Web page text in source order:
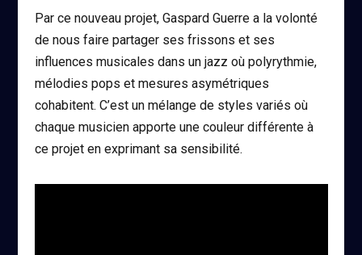
Par ce nouveau projet, Gaspard Guerre a la volonté
de nous faire partager ses frissons et ses
influences musicales dans un jazz où polyrythmie,
mélodies pops et mesures asymétriques
cohabitent. C’est un mélange de styles variés où
chaque musicien apporte une couleur différente à
ce projet en exprimant sa sensibilité.